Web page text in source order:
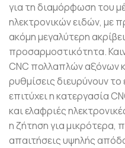
για τη διαμόρφωση του
ηλεκτρονικών ειδών, με
ακόμη μεγαλύτερη
προσαρμοστικότητα.
CNC πολλαπλών αξόνων
ρυθμίσεις διευρύνουν
επιτύχει η κατεργασία
και ελαφριές
η ζήτηση για μικρότερα,
απαιτήσεις υψηλής